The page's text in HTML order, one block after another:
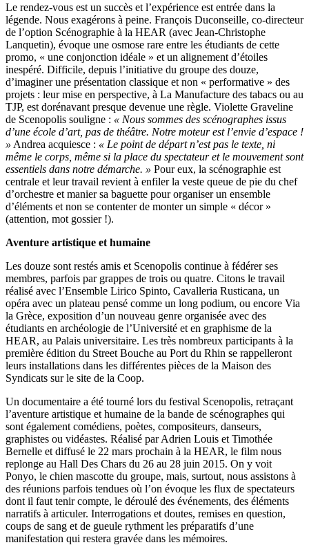
Le rendez-vous est un succès et l’expérience est entrée dans la
légende. Nous exagérons à peine. François Duconseille, co-directeur
de l’option Scénographie à la HEAR (avec Jean-Christophe
Lanquetin), évoque une osmose rare entre les étudiants de cette
promo, « une conjonction idéale » et un alignement d’étoiles
inespéré. Difficile, depuis l’initiative du groupe des douze,
d’imaginer une présentation classique et non « performative » des
projets : leur mise en perspective, à La Manufacture des tabacs ou au
TJP, est dorénavant presque devenue une règle. Violette Graveline
de Scenopolis souligne : « Nous sommes des scénographes issus
d’une école d’art, pas de théâtre. Notre moteur est l’envie d’espace !
» Andrea acquiesce : « Le point de départ n’est pas le texte, ni
même le corps, même si la place du spectateur et le mouvement sont
essentiels dans notre démarche. » Pour eux, la scénographie est
centrale et leur travail revient à enfiler la veste queue de pie du chef
d’orchestre et manier sa baguette pour organiser un ensemble
d’éléments et non se contenter de monter un simple « décor »
(attention, mot gossier !).
Aventure artistique et humaine
Les douze sont restés amis et Scenopolis continue à fédérer ses
membres, parfois par grappes de trois ou quatre. Citons le travail
réalisé avec l’Ensemble Lirico Spinto, Cavalleria Rusticana, un
opéra avec un plateau pensé comme un long podium, ou encore Via
la Grèce, exposition d’un nouveau genre organisée avec des
étudiants en archéologie de l’Université et en graphisme de la
HEAR, au Palais universitaire. Les très nombreux participants à la
première édition du Street Bouche au Port du Rhin se rappelleront
leurs installations dans les différentes pièces de la Maison des
Syndicats sur le site de la Coop.
Un documentaire a été tourné lors du festival Scenopolis, retraçant
l’aventure artistique et humaine de la bande de scénographes qui
sont également comédiens, poètes, compositeurs, danseurs,
graphistes ou vidéastes. Réalisé par Adrien Louis et Timothée
Bernelle et diffusé le 22 mars prochain à la HEAR, le film nous
replonge au Hall Des Chars du 26 au 28 juin 2015. On y voit
Ponyo, le chien mascotte du groupe, mais, surtout, nous assistons à
des réunions parfois tendues où l’on évoque les flux de spectateurs
dont il faut tenir compte, le déroulé des événements, des éléments
narratifs à articuler. Interrogations et doutes, remises en question,
coups de sang et de gueule rythment les préparatifs d’une
manifestation qui restera gravée dans les mémoires.